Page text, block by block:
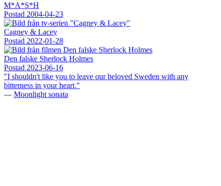
M*A*S*H
Postad 2004-04-23
Cagney & Lacey
Postad 2022-01-28
Den falske Sherlock Holmes
Postad 2023-06-16
"I shouldn't like you to leave our beloved Sweden with any
bitterness in your heart."
— Moonlight sonata